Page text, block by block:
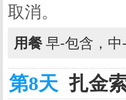
取消。
用餐 早-包含，
第8天 扎金